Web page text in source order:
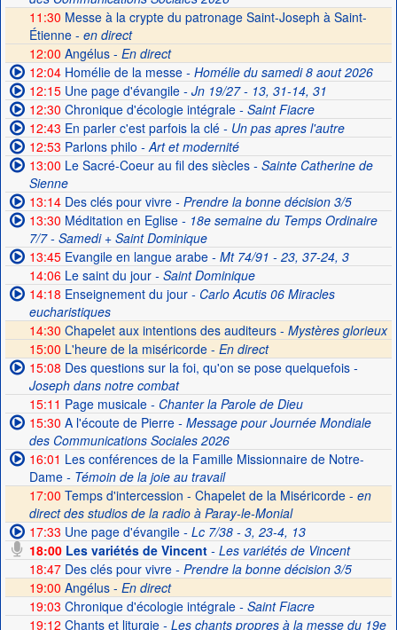
11:30 Messe à la crypte du patronage Saint-Joseph à Saint-
Étienne - en direct
12:00 Angélus - En direct
12:04Homélie de la messe- Homélie du samedi 8 aout 2026
12:15Une page d'évangile- Jn 19/27 - 13, 31-14, 31
12:30 Chronique d'écologie intégrale- Saint Fiacre
12:43 En parler c'est parfois la clé- Un pas apres l'autre
12:53 Parlons philo - Art et modernité
13:00 Le Sacré-Coeur au fil des siècles- Sainte Catherine de
Sienne
13:14Des clés pour vivre- Prendre la bonne décision 3/5
13:30 Méditation en Eglise- 18e semaine du Temps Ordinaire
7/7 - Samedi + Saint Dominique
13:45Evangile en langue arabe- Mt 74/91 - 23, 37-24, 3
14:06Le saint du jour- Saint Dominique
14:18 Enseignement du jour- Carlo Acutis 06 Miracles
eucharistiques
14:30 Chapelet aux intentions des auditeurs - Mystères glorieux
15:00 L'heure de la miséricorde - En direct
15:08 Des questions sur la foi, qu'on se pose quelquefois-
Joseph dans notre combat
15:11 Page musicale- Chanter la Parole de Dieu
15:30 A l'écoute de Pierre- Message pour Journée Mondiale
des Communications Sociales 2026
16:01 Les conférences de la Famille Missionnaire de Notre-
Dame- Témoin de la joie au travail
17:00 Temps d'intercession - Chapelet de la Miséricorde - en
direct des studios de la radio à Paray-le-Monial
17:33 Une page d'évangile- Lc 7/38 - 3, 23-4, 13
18:00Les variétés de Vincent- Les variétés de Vincent
18:47Des clés pour vivre- Prendre la bonne décision 3/5
19:00 Angélus - En direct
19:03 Chronique d'écologie intégrale- Saint Fiacre
19:12 Chants et liturgie- Les chants propres à la messe du 19e